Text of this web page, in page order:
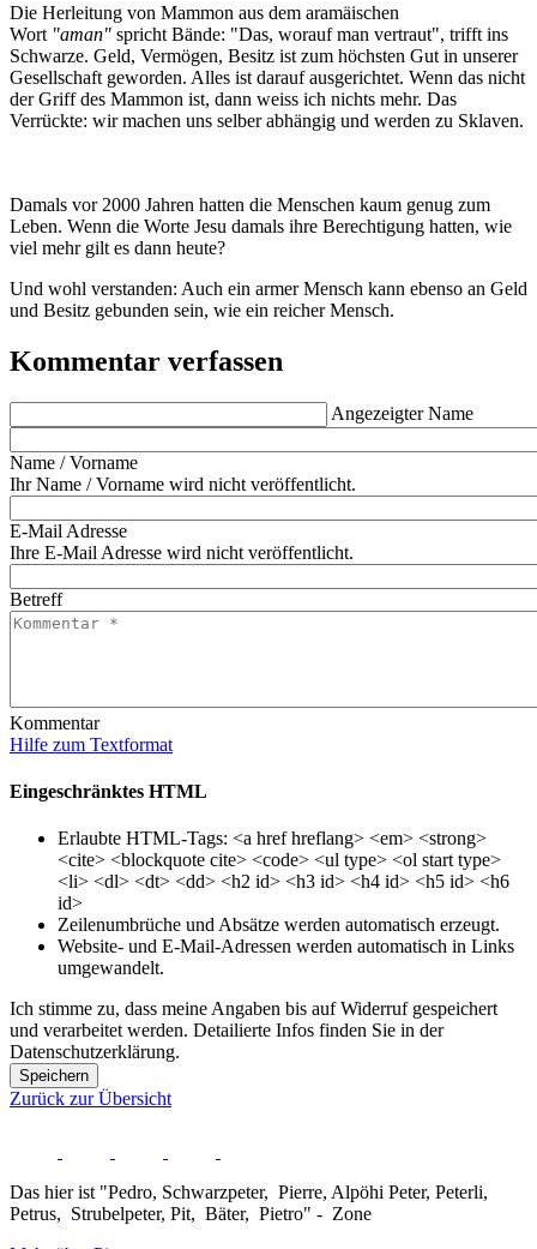
Die Herleitung von Mammon aus dem aramäischen
Wort "aman" spricht Bände: "Das, worauf man vertraut", trifft ins
Schwarze. Geld, Vermögen, Besitz ist zum höchsten Gut in unserer
Gesellschaft geworden. Alles ist darauf ausgerichtet. Wenn das nicht
der Griff des Mammon ist, dann weiss ich nichts mehr. Das
Verrückte: wir machen uns selber abhängig und werden zu Sklaven.
Damals vor 2000 Jahren hatten die Menschen kaum genug zum
Leben. Wenn die Worte Jesu damals ihre Berechtigung hatten, wie
viel mehr gilt es dann heute?
Und wohl verstanden: Auch ein armer Mensch kann ebenso an Geld
und Besitz gebunden sein, wie ein reicher Mensch.
Kommentar verfassen
Angezeigter Name
Name / Vorname
Ihr Name / Vorname wird nicht veröffentlicht.
E-Mail Adresse
Ihre E-Mail Adresse wird nicht veröffentlicht.
Betreff
Kommentar
Hilfe zum Textformat
Eingeschränktes HTML
Erlaubte HTML-Tags: <a href hreflang> <em> <strong>
<cite> <blockquote cite> <code> <ul type> <ol start type>
<li> <dl> <dt> <dd> <h2 id> <h3 id> <h4 id> <h5 id> <h6
id>
Zeilenumbrüche und Absätze werden automatisch erzeugt.
Website- und E-Mail-Adressen werden automatisch in Links
umgewandelt.
Ich stimme zu, dass meine Angaben bis auf Widerruf gespeichert
und verarbeitet werden. Detailierte Infos finden Sie in der
Datenschutzerklärung.
Speichern
Zurück zur Übersicht
Das hier ist "Pedro, Schwarzpeter, Pierre, Alpöhi Peter, Peterli,
Petrus, Strubelpeter, Pit, Bäter, Pietro" - Zone